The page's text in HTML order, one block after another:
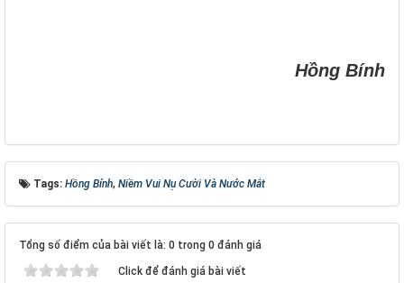
Hồng Bính
Tags: Hồng Bính, Niềm Vui Nụ Cười Và Nước Mắt
Tổng số điểm của bài viết là: 0 trong 0 đánh giá
Click để đánh giá bài viết